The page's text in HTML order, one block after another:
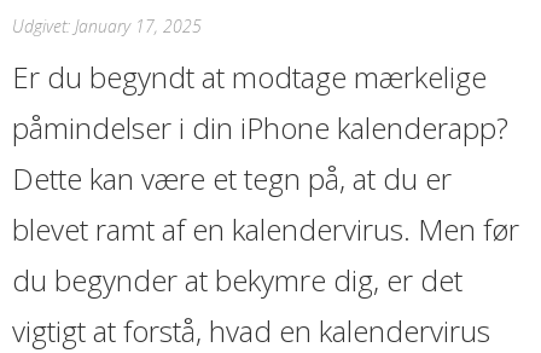
Udgivet: January 17, 2025
Er du begyndt at modtage mærkelige
påmindelser i din iPhone kalenderapp?
Dette kan være et tegn på, at du er
blevet ramt af en kalendervirus. Men før
du begynder at bekymre dig, er det
vigtigt at forstå, hvad en kalendervirus